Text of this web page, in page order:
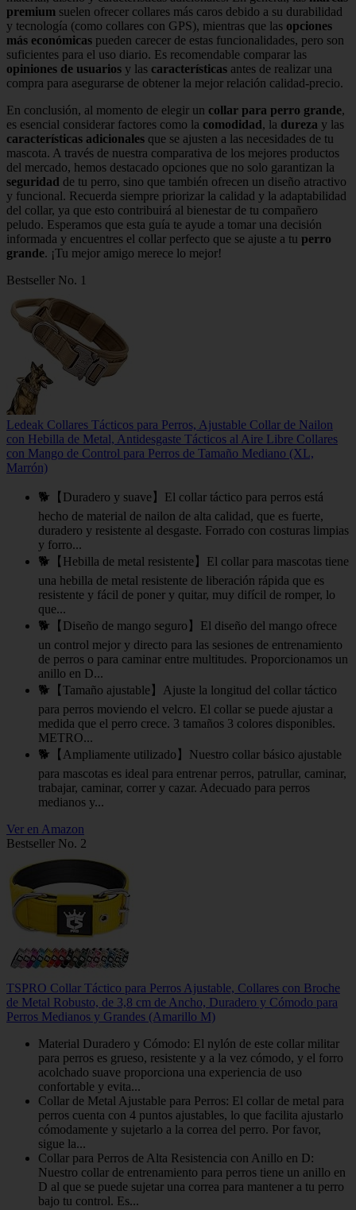
premium suelen ofrecer collares más caros debido a su durabilidad
y tecnología (como collares con GPS), mientras que las opciones
más económicas pueden carecer de estas funcionalidades, pero son
suficientes para el uso diario. Es recomendable comparar las
opiniones de usuarios y las características antes de realizar una
compra para asegurarse de obtener la mejor relación calidad-precio.
En conclusión, al momento de elegir un collar para perro grande,
es esencial considerar factores como la comodidad , la dureza y las
características adicionales que se ajusten a las necesidades de tu
mascota. A través de nuestra comparativa de los mejores productos
del mercado, hemos destacado opciones que no solo garantizan la
seguridad de tu perro, sino que también ofrecen un diseño atractivo
y funcional. Recuerda siempre priorizar la calidad y la adaptabilidad
del collar, ya que esto contribuirá al bienestar de tu compañero
peludo. Esperamos que esta guía te ayude a tomar una decisión
informada y encuentres el collar perfecto que se ajuste a tu perro
grande. ¡Tu mejor amigo merece lo mejor!
Bestseller No. 1
Ledeak Collares Tácticos para Perros, Ajustable Collar de Nailon
con Hebilla de Metal, Antidesgaste Tácticos al Aire Libre Collares
con Mango de Control para Perros de Tamaño Mediano (XL,
Marrón)
🐕【Duradero y suave】El collar táctico para perros está
hecho de material de nailon de alta calidad, que es fuerte,
duradero y resistente al desgaste. Forrado con costuras limpias
y forro...
🐕【Hebilla de metal resistente】El collar para mascotas tiene
una hebilla de metal resistente de liberación rápida que es
resistente y fácil de poner y quitar, muy difícil de romper, lo
que...
🐕【Diseño de mango seguro】El diseño del mango ofrece
un control mejor y directo para las sesiones de entrenamiento
de perros o para caminar entre multitudes. Proporcionamos un
anillo en D...
🐕【Tamaño ajustable】Ajuste la longitud del collar táctico
para perros moviendo el velcro. El collar se puede ajustar a
medida que el perro crece. 3 tamaños 3 colores disponibles.
METRO...
🐕【Ampliamente utilizado】Nuestro collar básico ajustable
para mascotas es ideal para entrenar perros, patrullar, caminar,
trabajar, caminar, correr y cazar. Adecuado para perros
medianos y...
Ver en Amazon
Bestseller No. 2
TSPRO Collar Táctico para Perros Ajustable, Collares con Broche
de Metal Robusto, de 3,8 cm de Ancho, Duradero y Cómodo para
Perros Medianos y Grandes (Amarillo M)
Material Duradero y Cómodo: El nylón de este collar militar
para perros es grueso, resistente y a la vez cómodo, y el forro
acolchado suave proporciona una experiencia de uso
confortable y evita...
Collar de Metal Ajustable para Perros: El collar de metal para
perros cuenta con 4 puntos ajustables, lo que facilita ajustarlo
cómodamente y sujetarlo a la correa del perro. Por favor,
sigue la...
Collar para Perros de Alta Resistencia con Anillo en D:
Nuestro collar de entrenamiento para perros tiene un anillo en
D al que se puede sujetar una correa para mantener a tu perro
bajo tu control. Es...